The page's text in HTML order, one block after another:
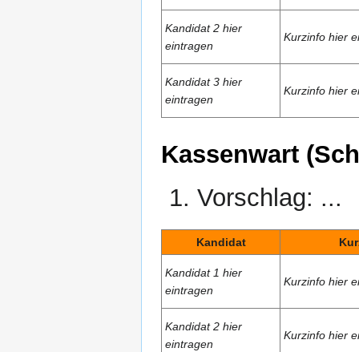
Kandidat 2 hier
eintragen
Kurzinfo hier
Kandidat 3 hier
eintragen
Kurzinfo hier
Kassenwart
Vorschlag: ...
Kandidat
Kandidat 1 hier
eintragen
Kurzinfo hier
Kandidat 2 hier
eintragen
Kurzinfo hier